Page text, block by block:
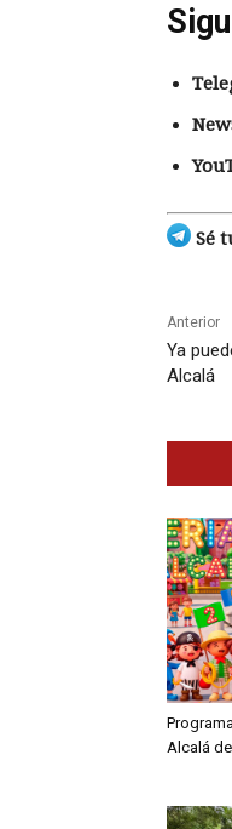
Sé
Anterior
Ya
Alcalá
Alcalá